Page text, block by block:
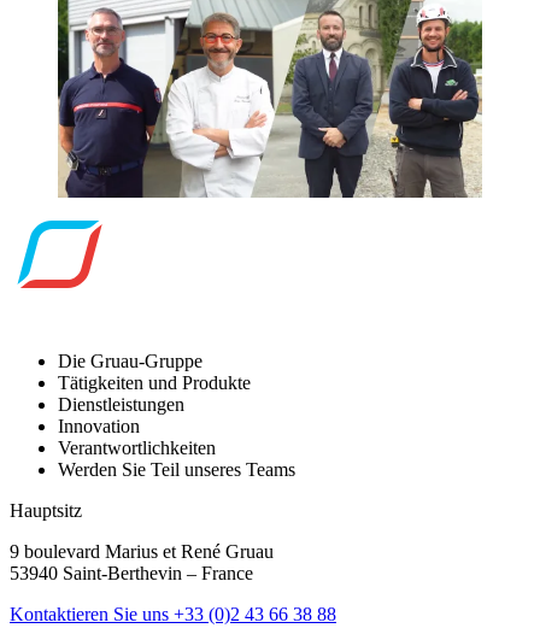
Die Gruau-Gruppe
Tätigkeiten und Produkte
Dienstleistungen
Innovation
Verantwortlichkeiten
Werden Sie Teil unseres Teams
Hauptsitz
9 boulevard Marius et René Gruau
53940 Saint-Berthevin – France
Kontaktieren Sie uns +33 (0)2 43 66 38 88